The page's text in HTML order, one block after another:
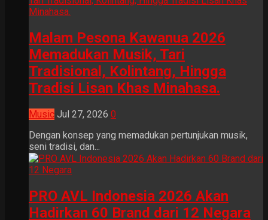
Malam Pesona Kawanua 2026
Memadukan Musik, Tari
Tradisional, Kolintang, Hingga
Tradisi Lisan Khas Minahasa.
Music Jul 27, 2026 0
Dengan konsep yang memadukan pertunjukan musik,
seni tradisi, dan...
PRO AVL Indonesia 2026 Akan
Hadirkan 60 Brand dari 12 Negara